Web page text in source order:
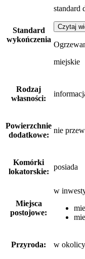
Standard
wykończenia
standard
Czytaj
miejskie
Rodzaj
własności:
Powierzchnie
dodatkowe:
nie
Komórki
lokatorskie:
posiada
Miejsca
postojowe:
w
Przyroda: w